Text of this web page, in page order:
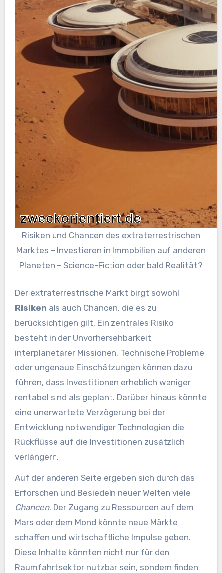
Risiken und Chancen des extraterrestrischen
Marktes – Investieren in Immobilien auf anderen
Planeten – Science-Fiction oder bald Realität?
Der extraterrestrische Markt birgt sowohl
Risiken als auch Chancen, die es zu
berücksichtigen gilt. Ein zentrales Risiko
besteht in der Unvorhersehbarkeit
interplanetarer Missionen. Technische Probleme
oder ungenaue Einschätzungen können dazu
führen, dass Investitionen erheblich weniger
rentabel sind als geplant. Darüber hinaus könnte
eine unerwartete Verzögerung bei der
Entwicklung notwendiger Technologien die
Rückflüsse auf die Investitionen zusätzlich
verlängern.
Auf der anderen Seite ergeben sich durch das
Erforschen und Besiedeln neuer Welten viele
Chancen. Der Zugang zu Ressourcen auf dem
Mars oder dem Mond könnte neue Märkte
schaffen und wirtschaftliche Impulse geben.
Diese Inhalte könnten nicht nur für den
Raumfahrtsektor nutzbar sein, sondern finden